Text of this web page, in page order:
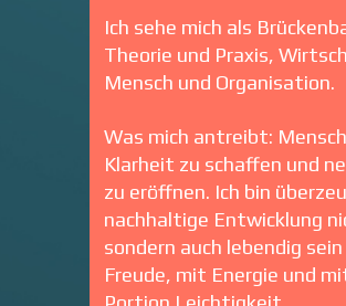
Ich sehe mich als
Theorie und Praxis,
Mensch und Organisation.
Was mich antreibt:
Klarheit zu schaffen und
zu eröffnen. Ich bin
nachhaltige Entwicklung
sondern auch lebendig
Freude, mit Energie und